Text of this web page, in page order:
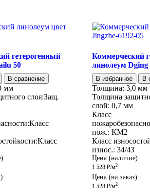
гетерогенный
50
В сравнение
мм
слоя:Защ.
Класс
Класс
Коммерческий
линолеум Dging
В избранное В
Толщина: 3,0 мм
Толщина
слой: 0,7 мм
Класс
пож.: КМ2
Класс
износ.: 34/43
Цена (наличие):
1 528 ₽/м2
Цена (на заказ):
1 528 ₽/м2